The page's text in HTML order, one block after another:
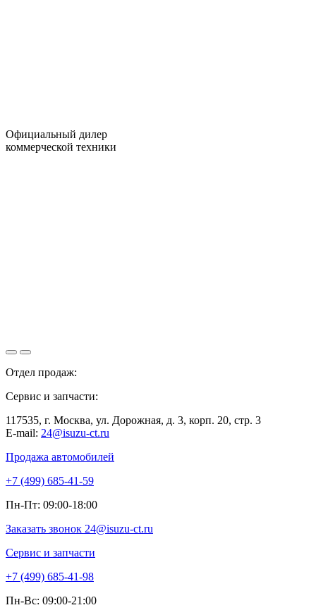
Официальный дилер
коммерческой техники
Отдел продаж:
Сервис и запчасти:
117535, г. Москва, ул. Дорожная, д. 3, корп. 20, стр. 3
E-mail: 24@isuzu-ct.ru
Продажа автомобилей
+7 (499) 685-41-59
Пн-Пт: 09:00-18:00
Заказать звонок 24@isuzu-ct.ru
Сервис и запчасти
+7 (499) 685-41-98
Пн-Вс: 09:00-21:00